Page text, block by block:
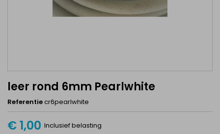
leer rond 6mm Pearlwhite
Referentiecr6pearlwhite
€ 1,00 Inclusief belasting